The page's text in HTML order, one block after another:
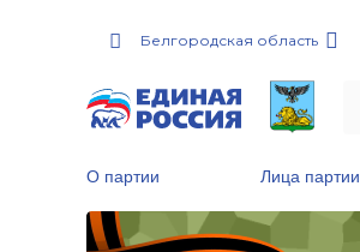
Белгородская область
О партии Лица партии